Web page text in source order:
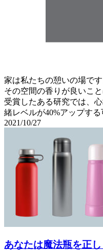
家は私たちの憩いの場で
その空間の香りが良いこ
受賞したある研究では、
緒レベルが40%アップす
2021/10/27
あなたは魔法瓶を正